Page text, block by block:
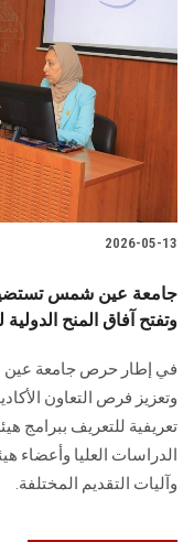
2026-05-13
جامعة عين شمس تستضيف
وتفتح آفاق المنح الدولية
في إطار حرص جامعة عين
وتعزيز فرص التعاون
تعريفية للتعريف ببرامج
الدراسات العليا وأعضاء
وآليات التقديم المختلفة.